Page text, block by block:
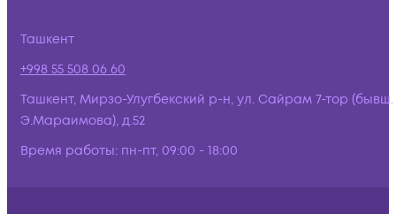
Ташкент
+998 55 508 06 60
Ташкент, Мирзо-Улугбекский р-н, ул. Сайрам 7-тор (бывш.
Э.Мараимова), д.52
Время работы: пн-пт, 09:00 - 18:00